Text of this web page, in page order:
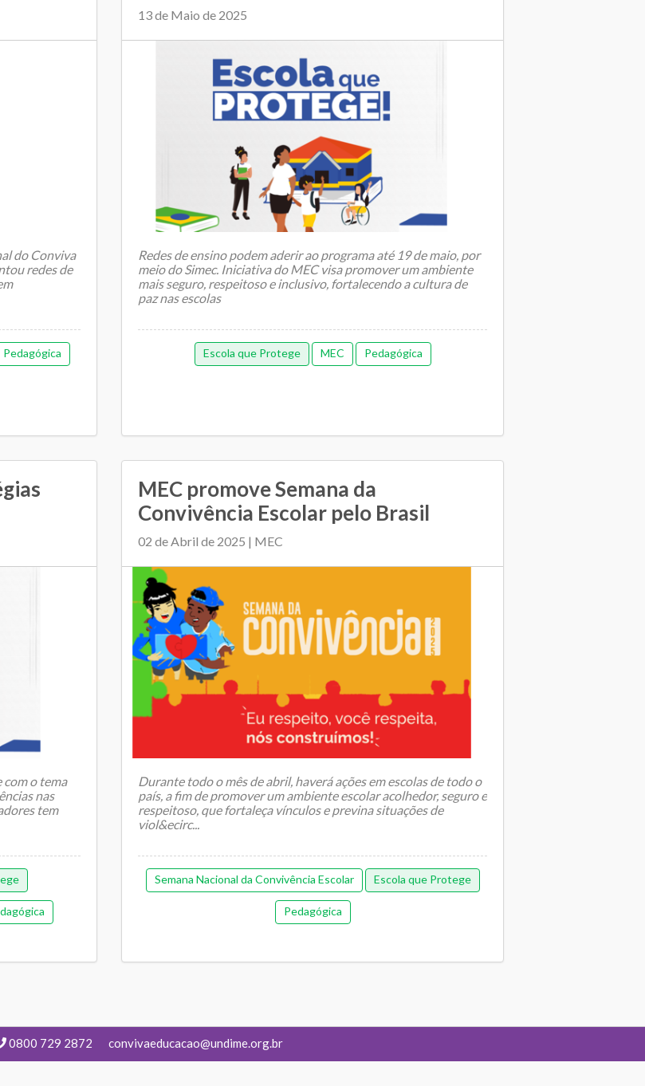
do Conviva
redes de
Pedagógica
13 de Maio de 2025
Redes de ensino podem aderir ao programa até 19 de maio, por
meio do Simec. Iniciativa do MEC visa promover um ambiente
mais seguro, respeitoso e inclusivo, fortalecendo a cultura de
paz nas escolas
Escola que Protege MEC Pedagógica
o tema
nas
tem
MEC promove Semana da
Convivência Escolar pelo Brasil
02 de Abril de 2025 | MEC
Durante todo o mês de abril, haverá ações em escolas de todo o
país, a fim de promover um ambiente escolar acolhedor, seguro e
respeitoso, que fortaleça vínculos e previna situações de
viol&ecirc...
Semana Nacional da Convivência Escolar Escola que Protege
Pedagógica
0800 729 2872 convivaeducacao@undime.org.br